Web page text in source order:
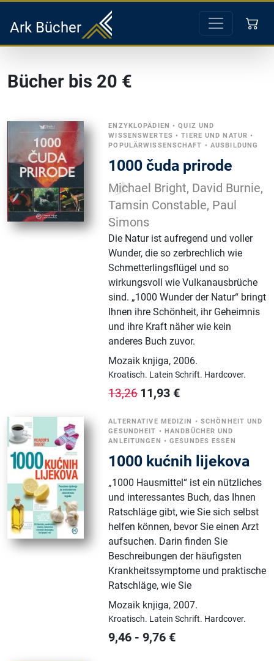
Ark Bücher
Bücher bis 20 €
ENZYKLOPÄDIEN •QUIZ UND
WISSENSWERTES •TIERE UND NATUR •
POPULÄRWISSENSCHAFT • AUSBILDUNG
1000 čuda prirode
Michael Bright, David Burnie,
Tamsin Constable, Paul
Simons
Die Natur ist aufregend und voller
Wunder, die so zerbrechlich wie
Schmetterlingsflügel und so
wirkungsvoll wie Vulkanausbrüche
sind. „1000 Wunder der Natur“ bringt
Ihnen ihre Schönheit, ihr Geheimnis
und ihre Kraft näher wie kein
anderes Buch zuvor.
Mozaik knjiga,2006.
Kroatisch. Latein Schrift. Hardcover.
13,26 11,93 €
ALTERNATIVE MEDIZIN • SCHÖNHEIT UND
GESUNDHEIT • HANDBÜCHER UND
ANLEITUNGEN •GESUNDES ESSEN
1000 kućnih lijekova
„1000 Hausmittel“ ist ein nützliches
und interessantes Buch, das Ihnen
Ratschläge gibt, wie Sie sich selbst
helfen können, bevor Sie einen Arzt
aufsuchen. Darin finden Sie
Beschreibungen der häufigsten
Krankheitssymptome und praktische
Ratschläge, wie Sie
Mozaik knjiga,2007.
Kroatisch. Latein Schrift. Hardcover.
9,46 -9,76 €